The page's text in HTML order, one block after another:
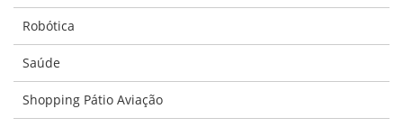
Robótica
Saúde
Shopping Pátio Aviação